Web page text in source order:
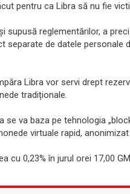
pentru ca Libra să nu fie
supusă reglementărilor, a
separate de datele
Libra vor servi drept
tradiționale.
se va baza pe tehnologia
virtuale rapid,
cu 0,23% în jurul orei 17,00